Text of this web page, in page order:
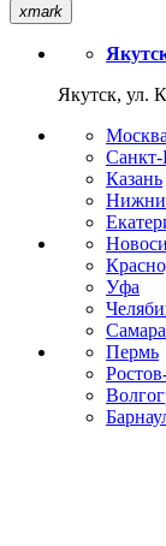
xmark
Якутск, ул.
Санкт-
Казань
Уфа
Самара
Пермь